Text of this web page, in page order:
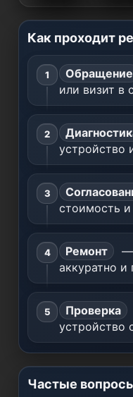
Как проходит
Обращение
или визит в
устройство
стоимость и
Ремонт
—
аккуратно и
Проверка
устройство
Частые